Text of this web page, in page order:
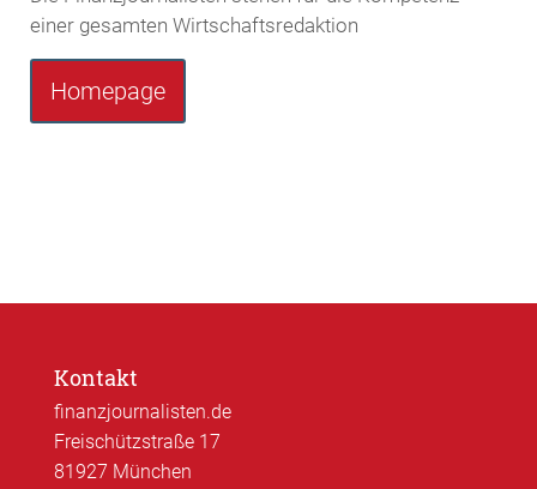
einer gesamten Wirtschaftsredaktion
Homepage
Kontakt
finanzjournalisten.de
Freischützstraße 17
81927 München